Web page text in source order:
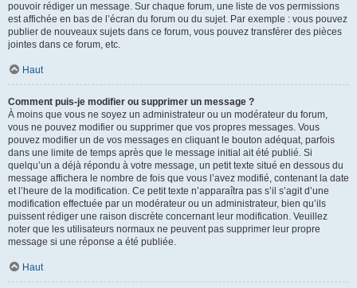
pouvoir rédiger un message. Sur chaque forum, une liste de vos permissions
est affichée en bas de l’écran du forum ou du sujet. Par exemple : vous pouvez
publier de nouveaux sujets dans ce forum, vous pouvez transférer des pièces
jointes dans ce forum, etc.
Haut
Comment puis-je modifier ou supprimer un message ?
À moins que vous ne soyez un administrateur ou un modérateur du forum,
vous ne pouvez modifier ou supprimer que vos propres messages. Vous
pouvez modifier un de vos messages en cliquant le bouton adéquat, parfois
dans une limite de temps après que le message initial ait été publié. Si
quelqu’un a déjà répondu à votre message, un petit texte situé en dessous du
message affichera le nombre de fois que vous l’avez modifié, contenant la date
et l’heure de la modification. Ce petit texte n’apparaîtra pas s’il s’agit d’une
modification effectuée par un modérateur ou un administrateur, bien qu’ils
puissent rédiger une raison discrète concernant leur modification. Veuillez
noter que les utilisateurs normaux ne peuvent pas supprimer leur propre
message si une réponse a été publiée.
Haut